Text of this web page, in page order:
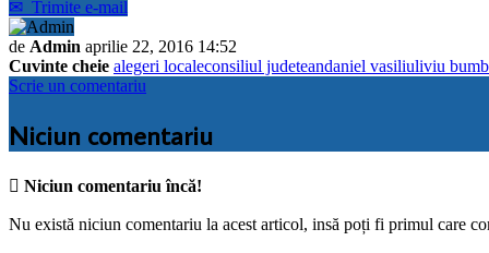
✉ Trimite e-mail
de Admin aprilie 22, 2016 14:52
Cuvinte cheie alegeri localeconsiliul judeteandaniel vasiliuliviu
Scrie un comentariu
Niciun comentariu
 Niciun comentariu încă!
Nu există niciun comentariu la acest articol, insă poți fi primul care